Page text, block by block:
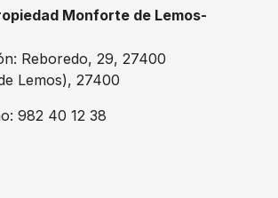
Monforte de Lemos-
Reboredo, 29, 27400
Lemos), 27400
982 40 12 38